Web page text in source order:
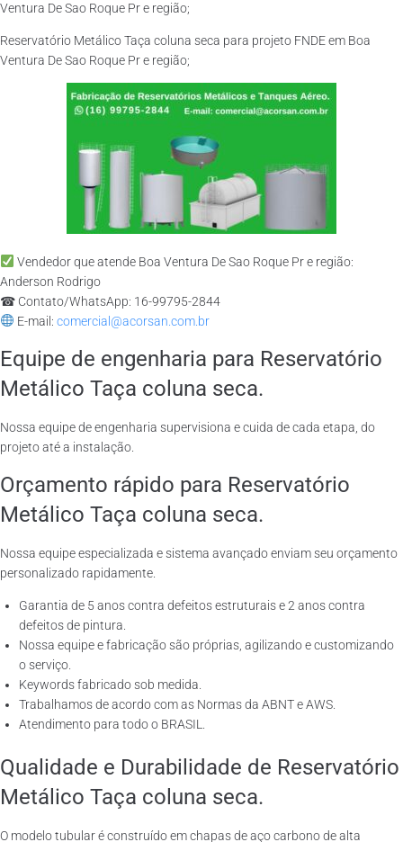
Ventura De Sao Roque Pr e região;
Reservatório Metálico Taça coluna seca para projeto FNDE em Boa
Ventura De Sao Roque Pr e região;
Vendedor que atende Boa Ventura De Sao Roque Pr e região:
Anderson Rodrigo
☎ Contato/WhatsApp: 16-99795-2844
E-mail: comercial@acorsan.com.br
Equipe de engenharia para Reservatório
Metálico Taça coluna seca.
Nossa equipe de engenharia supervisiona e cuida de cada etapa, do
projeto até a instalação.
Orçamento rápido para Reservatório
Metálico Taça coluna seca.
Nossa equipe especializada e sistema avançado enviam seu orçamento
personalizado rapidamente.
Garantia de 5 anos contra defeitos estruturais e 2 anos contra
defeitos de pintura.
Nossa equipe e fabricação são próprias, agilizando e customizando
o serviço.
Keywords fabricado sob medida.
Trabalhamos de acordo com as Normas da ABNT e AWS.
Atendimento para todo o BRASIL.
Qualidade e Durabilidade de Reservatório
Metálico Taça coluna seca.
O modelo tubular é construído em chapas de aço carbono de alta